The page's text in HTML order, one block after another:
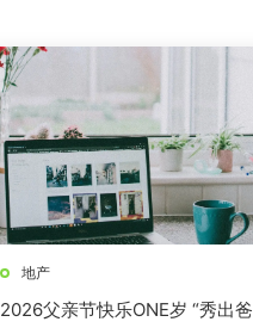
地产
2026父亲节快乐ONE岁 “秀出爸